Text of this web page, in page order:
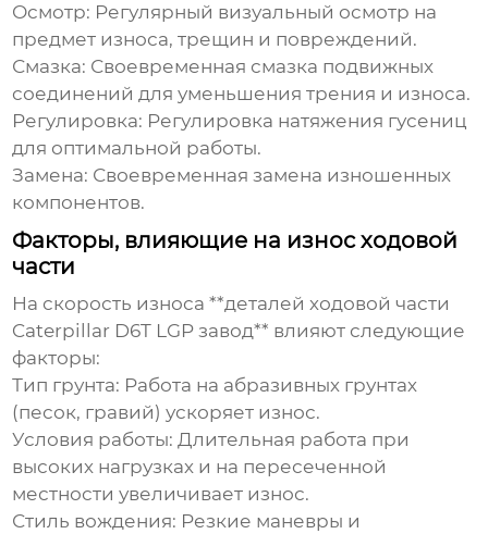
Осмотр: Регулярный визуальный осмотр на
предмет износа, трещин и повреждений.
Смазка: Своевременная смазка подвижных
соединений для уменьшения трения и износа.
Регулировка: Регулировка натяжения гусениц
для оптимальной работы.
Замена: Своевременная замена изношенных
компонентов.
Факторы, влияющие на износ ходовой
части
На скорость износа **деталей ходовой части
Caterpillar D6T LGP завод** влияют следующие
факторы:
Тип грунта: Работа на абразивных грунтах
(песок, гравий) ускоряет износ.
Условия работы: Длительная работа при
высоких нагрузках и на пересеченной
местности увеличивает износ.
Стиль вождения: Резкие маневры и